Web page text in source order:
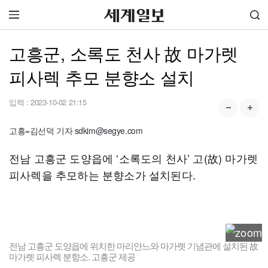
고흥군, 소록도 천사 故 마가렛
피사렉 추모 분향소 설치
입력 : 2023-10-02 21:15
고흥=김선덕 기자 sdkim@segye.com
전남 고흥군 도양읍에 ‘소록도의 천사’ 고(故) 마가렛
피사렉을 추모하는 분향소가 설치된다.
전남 고흥군 도양읍에 위치한 마리안느와 마가렛 기념관에 설치된 故
마가렛 피사렉 분향소. 고흥군 제공